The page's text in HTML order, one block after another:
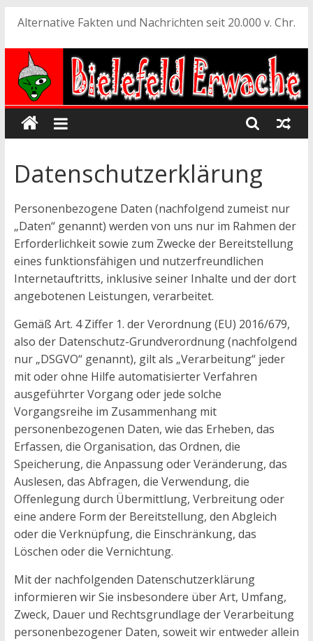
Zum
springen
Alternative Fakten und Nachrichten seit 20.000 v. Chr.
Datenschutzerklärung
Personenbezogene Daten (nachfolgend zumeist nur
„Daten“ genannt) werden von uns nur im Rahmen der
Erforderlichkeit sowie zum Zwecke der Bereitstellung
eines funktionsfähigen und nutzerfreundlichen
Internetauftritts, inklusive seiner Inhalte und der dort
angebotenen Leistungen, verarbeitet.
Gemäß Art. 4 Ziffer 1. der Verordnung (EU) 2016/679,
also der Datenschutz-Grundverordnung (nachfolgend
nur „DSGVO“ genannt), gilt als „Verarbeitung“ jeder
mit oder ohne Hilfe automatisierter Verfahren
ausgeführter Vorgang oder jede solche
Vorgangsreihe im Zusammenhang mit
personenbezogenen Daten, wie das Erheben, das
Erfassen, die Organisation, das Ordnen, die
Speicherung, die Anpassung oder Veränderung, das
Auslesen, das Abfragen, die Verwendung, die
Offenlegung durch Übermittlung, Verbreitung oder
eine andere Form der Bereitstellung, den Abgleich
oder die Verknüpfung, die Einschränkung, das
Löschen oder die Vernichtung.
Mit der nachfolgenden Datenschutzerklärung
informieren wir Sie insbesondere über Art, Umfang,
Zweck, Dauer und Rechtsgrundlage der Verarbeitung
personenbezogener Daten, soweit wir entweder allein